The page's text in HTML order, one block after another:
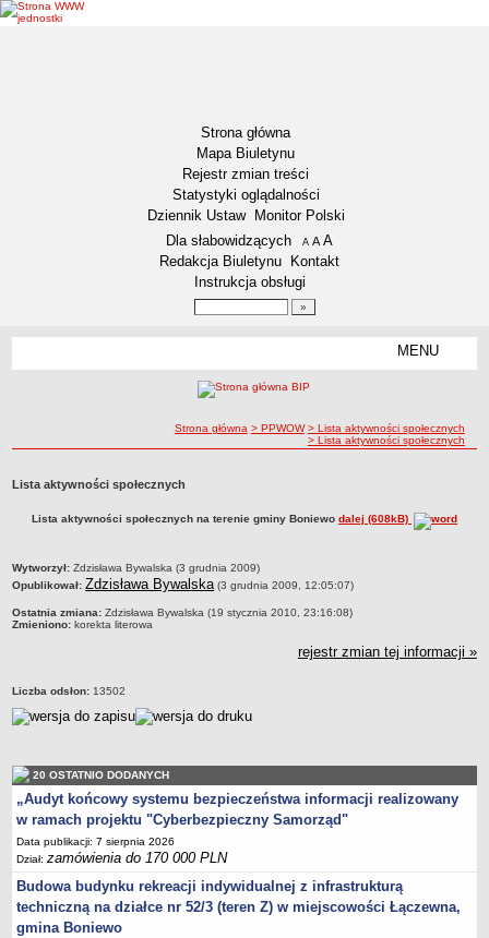
Strona główna
Mapa Biuletynu
Rejestr zmian treści
Statystyki oglądalności
Dziennik Ustaw
Monitor Polski
Menu dodatkowe
Dla słabowidzących A pomniejsz czcionkę
A standardowy rozmiar czcionki
A
Redakcja Biuletynu
Kontakt
Instrukcja obsługi
MENU
Zadania publiczne
Związki i stowarzyszenia
Zabytki Gminy
Plan ogólny Gminy Boniewo
Miejscowy Plan Zagospodarowania Przestrzennego wybranych
terenów Gminy Boniewo
System Informacji Przestrzennej e-mapa
Porozumienia
Infromacje w zakresie preferencyjnego paliwa stałego
ocena jakości wody
Rada gminy
Urząd gminy
ścieżka nawigacji
Strona główna > PPWOW > Lista aktywności społecznych
> Lista aktywności społecznych
Lista aktywności społecznych
Lista aktywności społecznych na terenie gminy Boniewo dalej (608kB)
metryczka
Wytworzył: Zdzisława Bywalska (3 grudnia 2009)
Opublikował: Zdzisława Bywalska(3 grudnia 2009, 12:05:07)
Ostatnia zmiana: Zdzisława Bywalska (19 stycznia 2010, 23:16:08)
Zmieniono: korekta literowa
rejestr zmian tej informacji »
Liczba odsłon: 13502
20 OSTATNIO DODANYCH
„Audyt końcowy systemu bezpieczeństwa informacji realizowany
w ramach projektu "Cyberbezpieczny Samorząd"
Data publikacji: 7 sierpnia 2026
Dział:zamówienia do 170 000 PLN
Budowa budynku rekreacji indywidualnej z infrastrukturą
techniczną na działce nr 52/3 (teren Z) w miejscowości Łączewna,
gmina Boniewo